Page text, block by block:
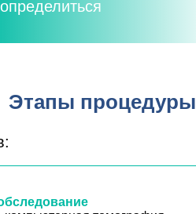
Этапы процедуры